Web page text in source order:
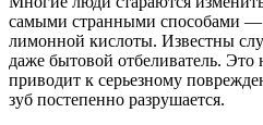
самыми странными способами —
лимонной кислоты. Известны
даже бытовой отбеливатель. Это
приводит к серьезному
зуб постепенно разрушается.